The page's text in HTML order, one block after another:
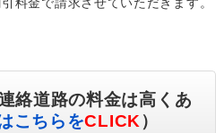
絡道路の料金は高くあ
こちらをCLICK ）